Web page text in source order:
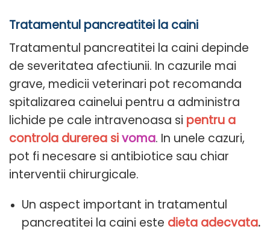
Tratamentul pancreatitei la caini
Tratamentul pancreatitei la caini depinde
de severitatea afectiunii. In cazurile mai
grave, medicii veterinari pot recomanda
spitalizarea cainelui pentru a administra
lichide pe cale intravenoasa si pentru a
controla durerea sivoma. In unele cazuri,
pot fi necesare si antibiotice sau chiar
interventii chirurgicale.
Un aspect important in tratamentul
pancreatitei la caini este dieta adecvata.